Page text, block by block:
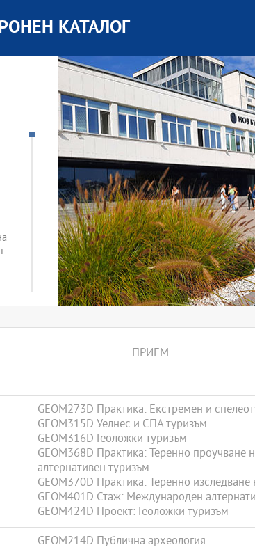
КАТАЛОГ
ПРИЕМ
GEOM273D Практика: Екстремен и
GEOM315D Уелнес и СПА туризъм
GEOM316D Геоложки туризъм
GEOM368D Практика: Теренно проучване
алтернативен туризъм
GEOM370D Практика: Теренно изследване
GEOM401D Стаж: Международен
GEOM424D Проект: Геоложки туризъм
GEOM214D Публична археология